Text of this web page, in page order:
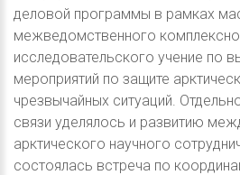
деловой программы в рамках
межведомственного
исследовательского учение по
мероприятий по защите
чрезвычайных ситуаций.
связи уделялось и развитию
арктического научного
состоялась встреча по